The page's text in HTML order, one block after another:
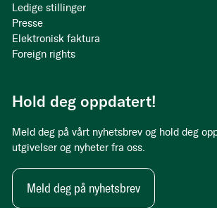
Ledige stillinger
Presse
Elektronisk faktura
Foreign rights
Hold deg oppdatert!
Meld deg på vårt nyhetsbrev og hold deg
utgivelser og nyheter fra oss.
Meld deg på nyhetsbrev